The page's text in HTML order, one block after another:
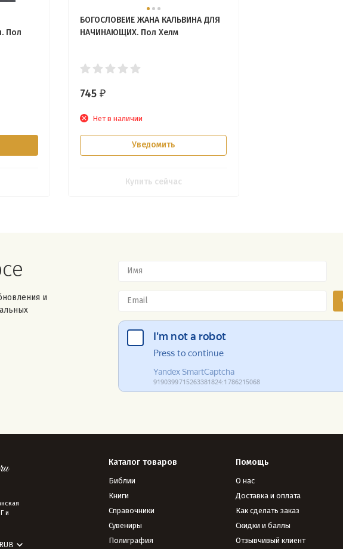
Пол
БОГОСЛОВЕИЕ ЖАНА КАЛЬВИНА ДЛЯ
НАЧИНАЮЩИХ. Пол Хелм
745₽
Нет в наличии
Уведомить
Купить сейчас
и
и
RUB
Каталог товаров
Библии
Книги
Справочники
Сувениры
Полиграфия
Помощь
О нас
Доставка и оплата
Как сделать заказ
Скидки и баллы
Отзывчивый клиент